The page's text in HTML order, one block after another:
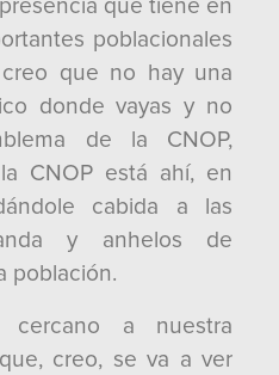
que tiene en
poblacionales
que no hay una
donde vayas y no
de la CNOP,
CNOP está ahí, en
cabida a las
y anhelos de
población.
a nuestra
creo, se va a ver